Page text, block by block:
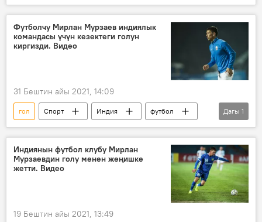
футбол
Улуу Британия
дарбаза
Мультимедиа
Футболчу Мирлан Мурзаев индиялык
командасы үчүн кезектеги голун
киргизди. Видео
31 Бештин айы 2021, 14:09
гол Спорт Индия
футбол
Мирлан Мурзаев
Дагы 1
Индиянын футбол клубу Мирлан
Мурзаевдин голу менен жеңишке
жетти. Видео
19 Бештин айы 2021, 13:49